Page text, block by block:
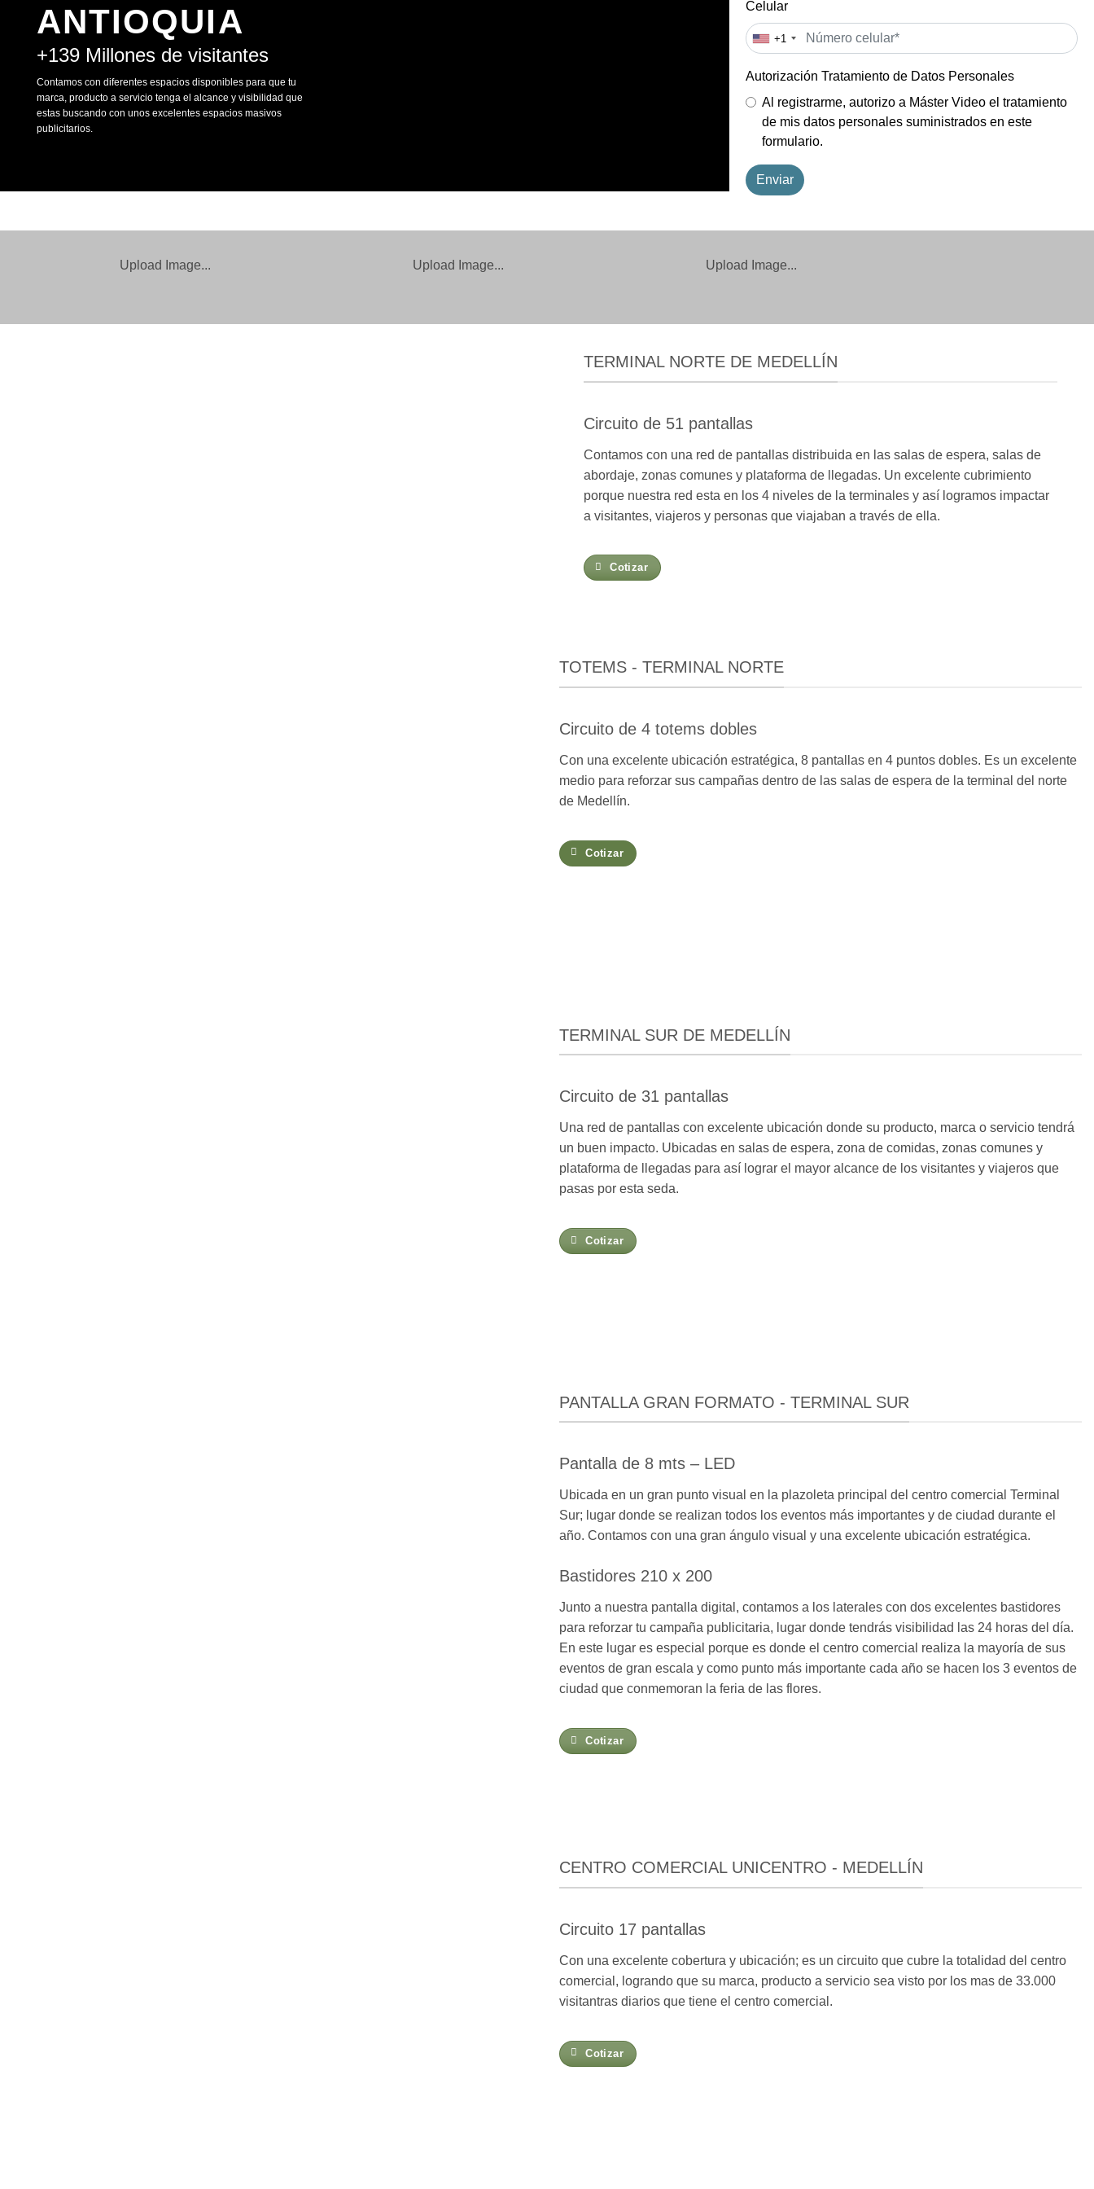
ANTIOQUIA
+139 Millones de visitantes
Contamos con diferentes espacios disponibles para que tu
marca, producto a servicio tenga el alcance y visibilidad que
estas buscando con unos excelentes espacios masivos
publicitarios.
Upload Image... Upload Image... Upload Image...
TERMINAL NORTE DE MEDELLÍN
Circuito de 51 pantallas
Contamos con una red de pantallas distribuida en las salas de espera, salas de
abordaje, zonas comunes y plataforma de llegadas. Un excelente cubrimiento
porque nuestra red esta en los 4 niveles de la terminales y así logramos impactar
a visitantes, viajeros y personas que viajaban a través de ella.
Cotizar
TOTEMS - TERMINAL NORTE
Circuito de 4 totems dobles
Con una excelente ubicación estratégica, 8 pantallas en 4 puntos dobles. Es un excelente
medio para reforzar sus campañas dentro de las salas de espera de la terminal del norte
de Medellín.
Cotizar
TERMINAL SUR DE MEDELLÍN
Circuito de 31 pantallas
Una red de pantallas con excelente ubicación donde su producto, marca o servicio tendrá
un buen impacto. Ubicadas en salas de espera, zona de comidas, zonas comunes y
plataforma de llegadas para así lograr el mayor alcance de los visitantes y viajeros que
pasas por esta seda.
Cotizar
PANTALLA GRAN FORMATO - TERMINAL SUR
Pantalla de 8 mts – LED
Ubicada en un gran punto visual en la plazoleta principal del centro comercial Terminal
Sur; lugar donde se realizan todos los eventos más importantes y de ciudad durante el
año. Contamos con una gran ángulo visual y una excelente ubicación estratégica.
Bastidores 210 x 200
Junto a nuestra pantalla digital, contamos a los laterales con dos excelentes bastidores
para reforzar tu campaña publicitaria, lugar donde tendrás visibilidad las 24 horas del día.
En este lugar es especial porque es donde el centro comercial realiza la mayoría de sus
eventos de gran escala y como punto más importante cada año se hacen los 3 eventos de
ciudad que conmemoran la feria de las flores.
Cotizar
CENTRO COMERCIAL UNICENTRO - MEDELLÍN
Circuito 17 pantallas
Con una excelente cobertura y ubicación; es un circuito que cubre la totalidad del centro
comercial, logrando que su marca, producto a servicio sea visto por los mas de 33.000
visitantras diarios que tiene el centro comercial.
Cotizar